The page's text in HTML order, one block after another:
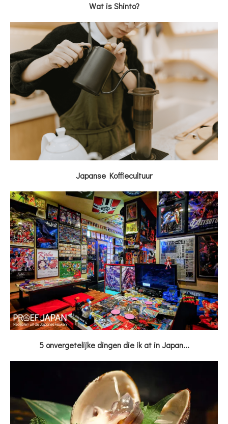
Wat is Shinto?
Japanse Koffiecultuur
5 onvergetelijke dingen die ik at in Japan...